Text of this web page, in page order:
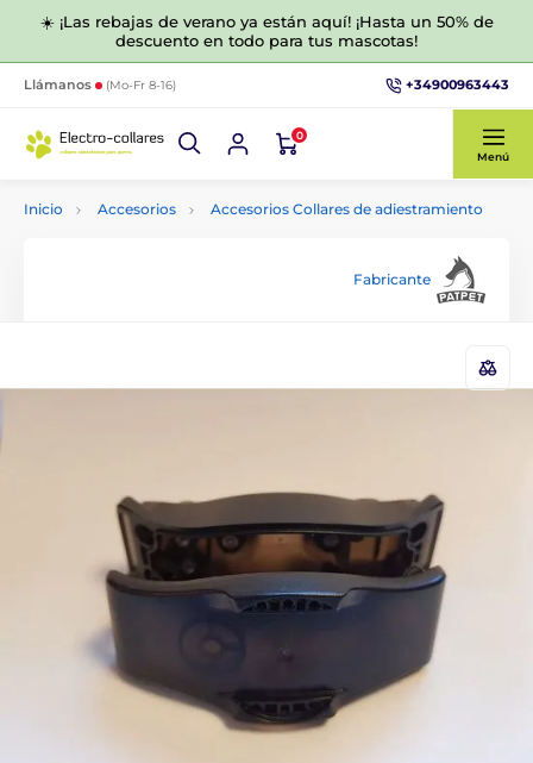
☀️ ¡Las rebajas de verano ya están aquí! ¡Hasta un 50% de
descuento en todo para tus mascotas!
Llámanos (Mo-Fr 8-16) +34900963443
0
Menú
Inicio Accesorios Accesorios Collares de adiestramiento
Fabricante